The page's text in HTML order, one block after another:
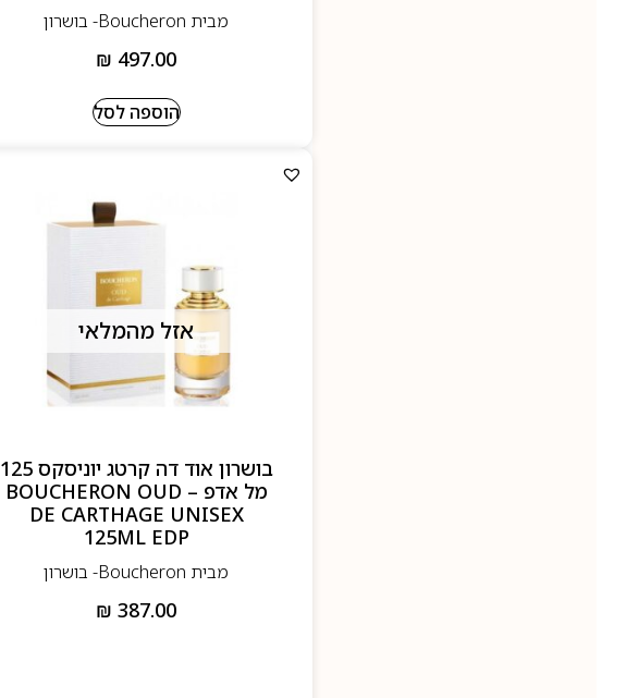
מבית Boucheron- בושרון
₪ 497.00
הוספה לסל
אזל מהמלאי
בושרון אוד דה קרטג יוניסקס 125
מל אדפ – BOUCHERON OUD
DE CARTHAGE UNISEX
125ML EDP
מבית Boucheron- בושרון
₪ 387.00